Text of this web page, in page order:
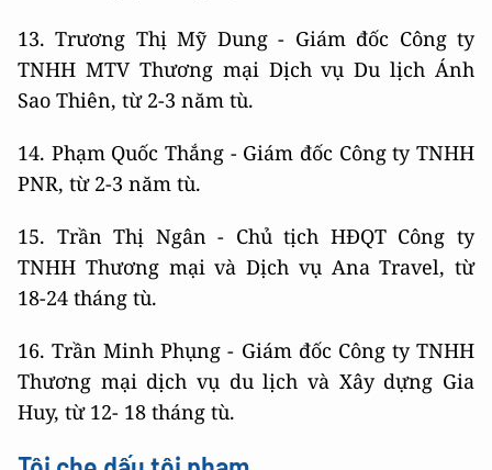
13. Trương Thị Mỹ Dung - Giám đốc Công ty
TNHH MTV Thương mại Dịch vụ Du lịch Ánh
Sao Thiên, từ 2-3 năm tù.
14. Phạm Quốc Thắng - Giám đốc Công ty TNHH
PNR, từ 2-3 năm tù.
15. Trần Thị Ngân - Chủ tịch HĐQT Công ty
TNHH Thương mại và Dịch vụ Ana Travel, từ
18-24 tháng tù.
16. Trần Minh Phụng - Giám đốc Công ty TNHH
Thương mại dịch vụ du lịch và Xây dựng Gia
Huy, từ 12- 18 tháng tù.